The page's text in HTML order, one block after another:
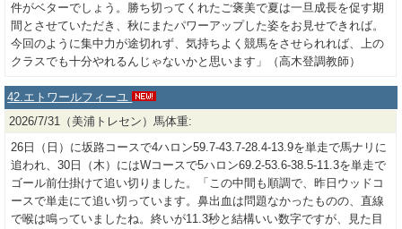
件がベターでしょう。勝ち切ってくれたご褒美で夏は一旦成長を促す期
間とさせていただき、秋にまたパワーアップした姿をお見せできれば。
今回のように集中力が途切れず、気持ちよく競馬をさせられれば、上の
クラスでも十分やれるんじゃないかと思います」（高木登調教師）
42.エトワールフィーユ
2026/7/31（美浦トレセン）馬体重:
26日（日）に坂路コースで4ハロン59.7-43.7-28.4-13.9を単走で馬ナリに
追われ、30日（木）にはWコースで5ハロン69.2-53.6-38.5-11.3を単走で
ゴール前仕掛けて追い切りました。「この中間も順調で、昨日ウッドコ
ースで単走にて追い切っています。鼻出血は問題なかったものの、直線
で喉は鳴っていましたね。終いが11.3秒と結構いい数字ですが、見た目